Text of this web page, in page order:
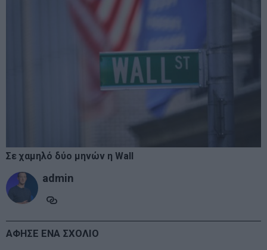
Σε χαμηλό δύο μηνών η Wall
admin
ΑΦΗΣΕ ΕΝΑ ΣΧΟΛΙΟ